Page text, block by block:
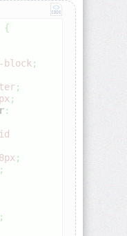
{
;
;
;
:
8px ;
;
;